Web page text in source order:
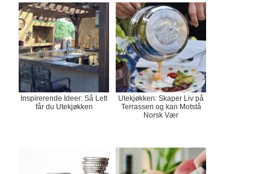
Inspirerende Ideer: Så Lett
får du Utekjøkken
Utekjøkken: Skaper Liv på
Terrassen og kan Motstå
Norsk Vær